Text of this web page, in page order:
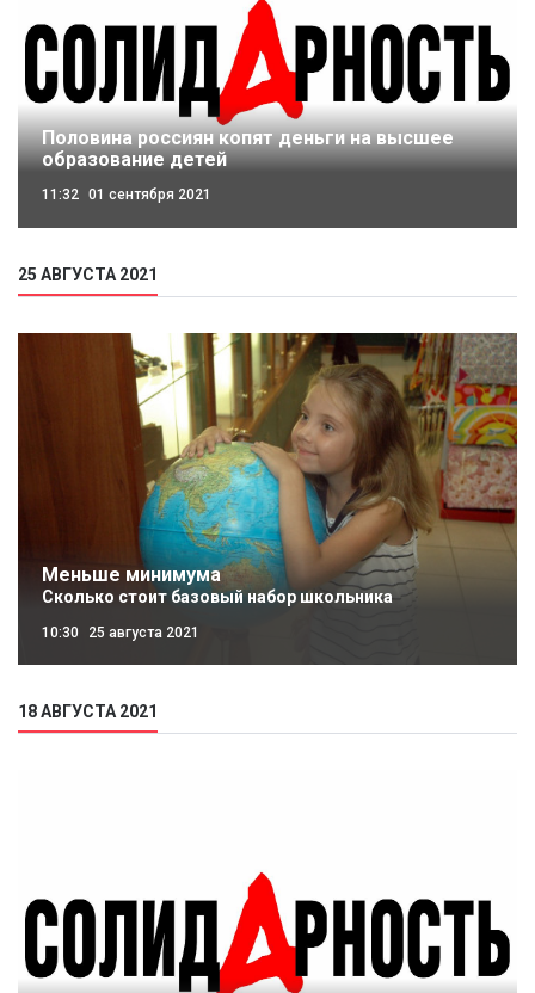
Половина россиян копят деньги на высшее
образование детей
11:32 01 сентября 2021
25 АВГУСТА 2021
Меньше минимума
Сколько стоит базовый набор школьника
10:30 25 августа 2021
18 АВГУСТА 2021